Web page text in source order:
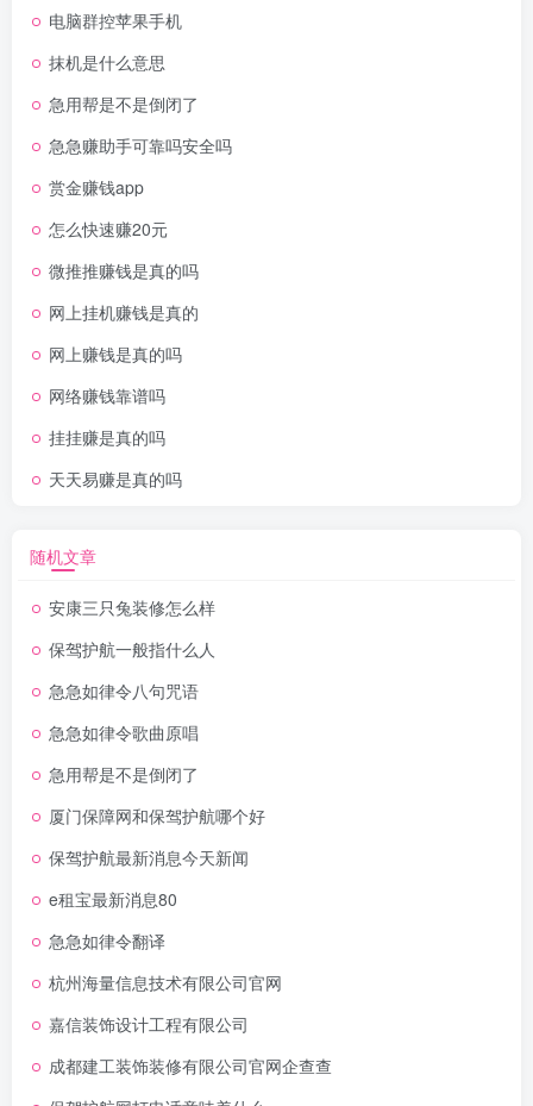
电脑群控苹果手机
抹机是什么意思
急用帮是不是倒闭了
急急赚助手可靠吗安全吗
赏金赚钱app
怎么快速赚20元
微推推赚钱是真的吗
网上挂机赚钱是真的
网上赚钱是真的吗
网络赚钱靠谱吗
挂挂赚是真的吗
天天易赚是真的吗
随机文章
安康三只兔装修怎么样
保驾护航一般指什么人
急急如律令八句咒语
急急如律令歌曲原唱
急用帮是不是倒闭了
厦门保障网和保驾护航哪个好
保驾护航最新消息今天新闻
e租宝最新消息80
急急如律令翻译
杭州海量信息技术有限公司官网
嘉信装饰设计工程有限公司
成都建工装饰装修有限公司官网企查查